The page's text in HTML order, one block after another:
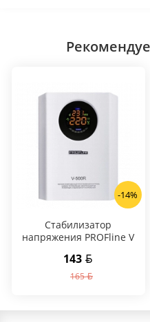
-14%
Стабилизатор
напряжения PROFline V
143
165